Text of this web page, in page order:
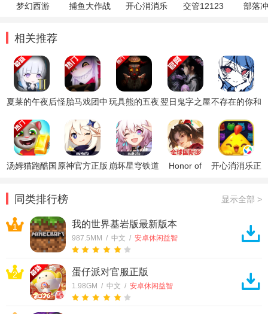
梦幻西游 捕鱼大作战 开心消消乐 交管12123 部落
相关推荐
夏莱的午夜后
版本
怪胎马戏团中 玩具熊的五夜
秘密恐怖游戏
翌日鬼字之屋不存在的你和
游戏
汤姆猫跑酷国 原神官方正版 崩坏星穹铁道
Honor of
开心消消乐正
同类排行榜 显示全部 >
1 我的世界基岩版最新版本
987.5MM / 中文 / 安卓休闲益智
2 蛋仔派对官服正版
1.98GM / 中文 / 安卓休闲益智